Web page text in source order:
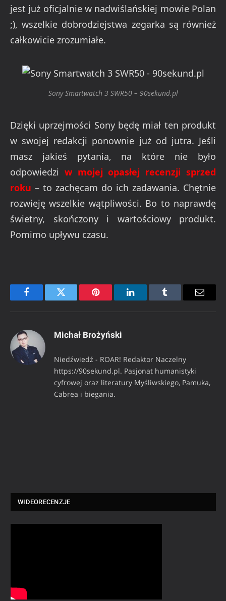
jest już oficjalnie w nadwiślańskiej mowie Polan
;), wszelkie dobrodziejstwa zegarka są również
całkowicie zrozumiałe.
Sony Smartwatch 3 SWR50 – 90sekund.pl
Dzięki uprzejmości Sony będę miał ten produkt
w swojej redakcji ponownie już od jutra. Jeśli
masz jakieś pytania, na które nie było
odpowiedzi w mojej opasłej recenzji sprzed
roku – to zachęcam do ich zadawania. Chętnie
rozwieję wszelkie wątpliwości. Bo to naprawdę
świetny, skończony i wartościowy produkt.
Pomimo upływu czasu.
FacebookTwitter Pinterest LinkedInTumblr Email
Michał Brożyński
Niedźwiedź - ROAR! Redaktor Naczelny
https://90sekund.pl. Pasjonat humanistyki
cyfrowej oraz literatury Myśliwskiego, Pamuka,
Cabrea i biegania.
WIDEORECENZJE